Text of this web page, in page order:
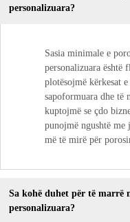
personalizuara?
Sasia minimale e
personalizuara është
plotësojmë kërkesat
sapoformuara dhe të
kuptojmë se çdo
punojmë ngushtë me
më të mirë për
Sa kohë duhet për të marrë
personalizuara?